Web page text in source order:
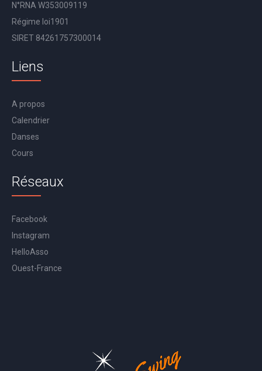
N°RNA W353009119
Régime loi1901
SIRET 84261757300014
Liens
A propos
Calendrier
Danses
Cours
Réseaux
Facebook
Instagram
HelloAsso
Ouest-France